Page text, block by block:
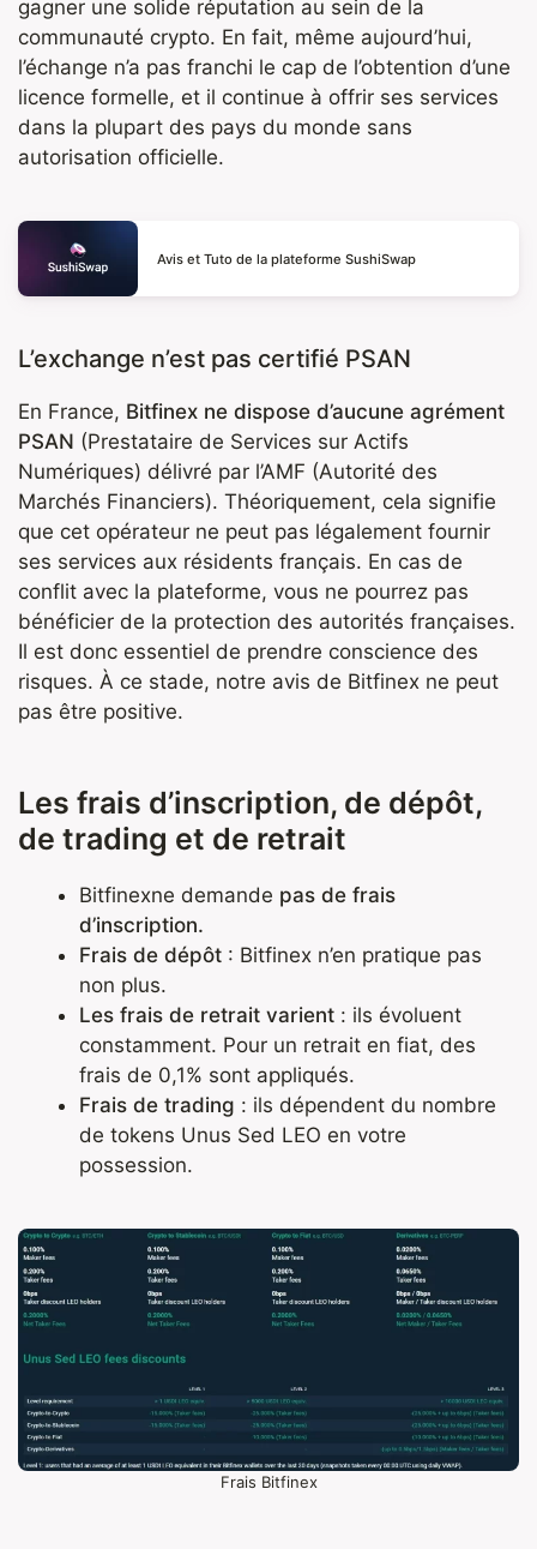
gagner une solide réputation au sein de la
communauté crypto. En fait, même aujourd’hui,
l’échange n’a pas franchi le cap de l’obtention d’une
licence formelle, et il continue à offrir ses services
dans la plupart des pays du monde sans
autorisation officielle.
Avis et Tuto de la plateforme SushiSwap
L’exchange n’est pas certifié PSAN
En France, Bitfinex ne dispose d’aucune agrément
PSAN (Prestataire de Services sur Actifs
Numériques) délivré par l’AMF (Autorité des
Marchés Financiers). Théoriquement, cela signifie
que cet opérateur ne peut pas légalement fournir
ses services aux résidents français. En cas de
conflit avec la plateforme, vous ne pourrez pas
bénéficier de la protection des autorités françaises.
Il est donc essentiel de prendre conscience des
risques. À ce stade, notre avis de Bitfinex ne peut
pas être positive.
Les frais d’inscription, de dépôt,
de trading et de retrait
Bitfinexne demande pas de frais
d’inscription.
Frais de dépôt : Bitfinex n’en pratique pas
non plus.
Les frais de retrait varient : ils évoluent
constamment. Pour un retrait en fiat, des
frais de 0,1% sont appliqués.
Frais de trading : ils dépendent du nombre
de tokens Unus Sed LEO en votre
possession.
Frais Bitfinex